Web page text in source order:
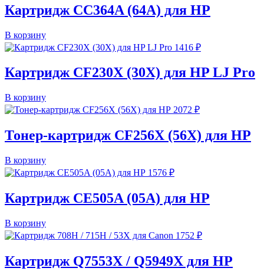
Картридж CC364A (64A) для HP
В корзину
1416 ₽
Картридж CF230X (30X) для HP LJ Pro
В корзину
2072 ₽
Тонер-картридж CF256X (56X) для HP
В корзину
1576 ₽
Картридж CE505A (05A) для HP
В корзину
1752 ₽
Картридж Q7553X / Q5949X для HP